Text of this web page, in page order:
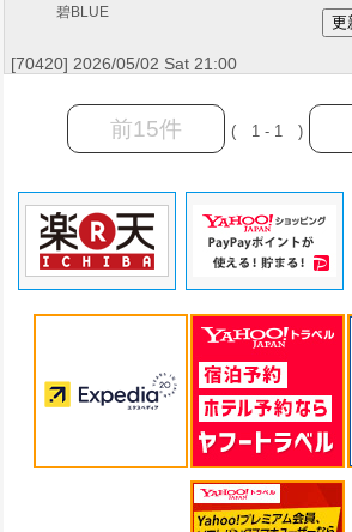
碧BLUE
[70420] 2026/05/02 Sat 21:00
前15件 ( 1 - 1 )